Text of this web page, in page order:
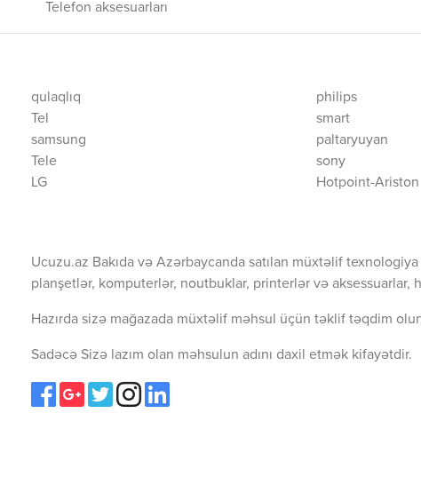
Telefon aksesuarları
qulaqlıq
Tel
samsung
Tele
LG
philips
smart
paltaryuyan
sony
Hotpoint-Ariston
Ucuzu.az Bakıda və Azərbaycanda satılan müxtəlif
planşetlər, komputerlər, noutbuklar, printerlər və aksessuarlar,
Hazırda sizə mağazada müxtəlif məhsul üçün təklif təqdim
Sadəcə Sizə lazım olan məhsulun adını daxil etmək kifayətdir.